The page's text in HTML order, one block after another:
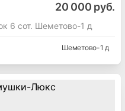
20 000 руб.
6 сот. Шеметово-1 д
Шеметово-1 д